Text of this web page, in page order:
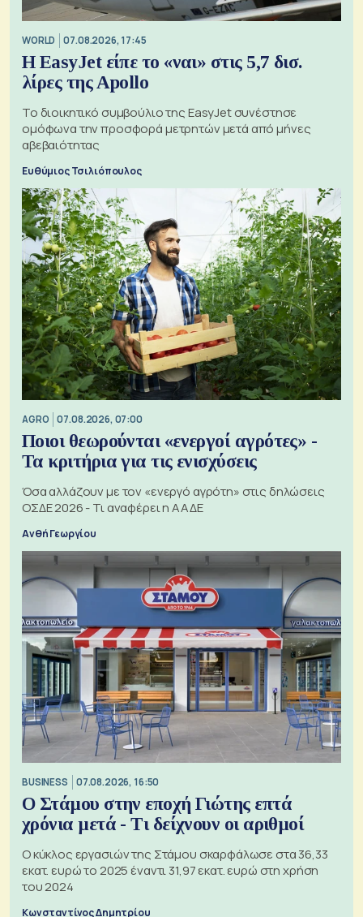
WORLD 07.08.2026, 17:45
Η EasyJet είπε το «ναι» στις 5,7 δισ.
λίρες της Apollo
Το διοικητικό συμβούλιο της EasyJet συνέστησε
ομόφωνα την προσφορά μετρητών μετά από μήνες
αβεβαιότητας
Ευθύμιος Τσιλιόπουλος
AGRO 07.08.2026, 07:00
Ποιοι θεωρούνται «ενεργοί αγρότες» -
Τα κριτήρια για τις ενισχύσεις
Όσα αλλάζουν με τον «ενεργό αγρότη» στις δηλώσεις
ΟΣΔΕ 2026 - Τι αναφέρει η ΑΑΔΕ
Ανθή Γεωργίου
BUSINESS 07.08.2026, 16:50
Ο Στάμου στην εποχή Γιώτης επτά
χρόνια μετά - Τι δείχνουν οι αριθμοί
Ο κύκλος εργασιών της Στάμου σκαρφάλωσε στα 36,33
εκατ. ευρώ το 2025 έναντι 31,97 εκατ. ευρώ στη χρήση
του 2024
Κωνσταντίνος Δημητρίου